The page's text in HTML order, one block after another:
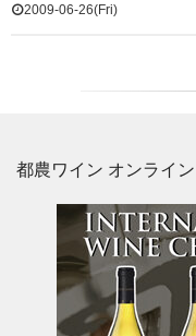
2009-06-26(Fri)
都農ワイン オンライ